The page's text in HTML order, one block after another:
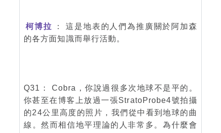
柯博拉
： 這是地表的人們為推廣關於阿加森
的各方面知識而舉行活動。
Q31： Cobra，你說過很多次地球不是平的。
你甚至在博客上放過一張StratoProbe4號拍攝
的24公里高度的照片，我們從中看到地球的曲
線。然而相信地平理論的人非常多。為什麼會